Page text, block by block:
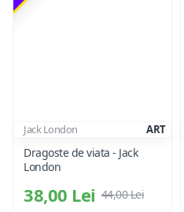
Jack London ART
Dragoste de viata - Jack
London
38,00 Lei 44,00 Lei